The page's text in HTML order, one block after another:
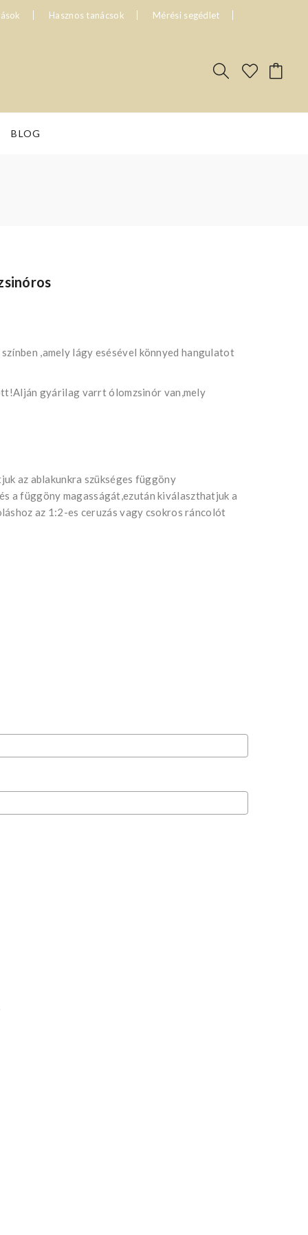
Hasznos tanácsok Mérési segédlet
BLOG
,amely lágy esésével könnyed hangulatot
gyárilag varrt ólomzsinór van,mely
az ablakunkra szükséges függöny
a függöny magasságát,ezután kiválaszthatjuk a
az 1:2-es ceruzás vagy csokros ráncolót